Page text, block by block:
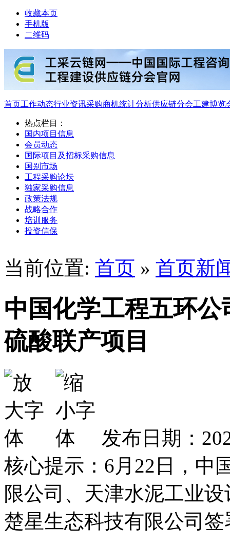
收藏本页
手机版
二维码
首页工作动态行业资讯采购商机统计分析供应链分会工建博览
热点栏目：
国内项目信息
会员动态
国际项目及招标采购信息
国别市场
工程采购论坛
独家采购信息
政策法规
战略合作
培训服务
投资信保
当前位置: 首页 » 首页新
中国化学工程五环
硫酸联产项目
发布日期：
核心提示：6月22日，中
限公司、天津水泥工业
楚星生态科技有限公司签